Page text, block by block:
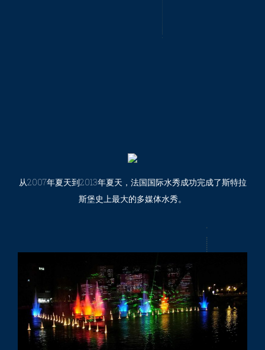
从2007年夏天到2013年夏天，法国国际水秀成功完成了斯特拉
斯堡史上最大的多媒体水秀。